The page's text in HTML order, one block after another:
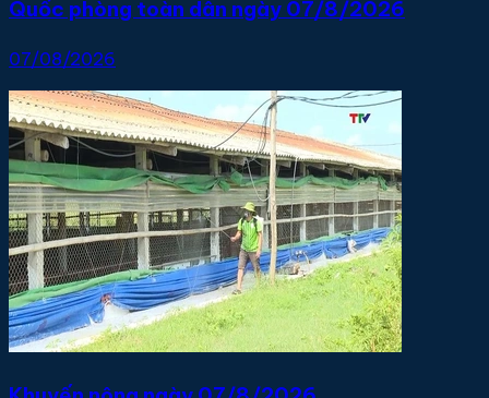
Quốc phòng toàn dân ngày 07/8/2026
07/08/2026